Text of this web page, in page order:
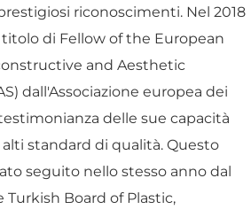
riconoscimenti. Nel 2018
di Fellow of the European
and Aesthetic
dall'Associazione europea dei
delle sue capacità
standard di qualità. Questo
seguito nello stesso anno dal
Board of Plastic,